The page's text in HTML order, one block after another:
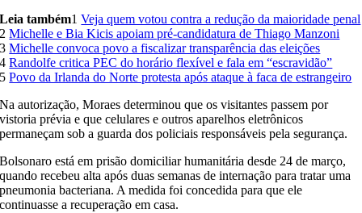
Leia também1 Veja quem votou contra a redução da maioridade penal
2 Michelle e Bia Kicis apoiam pré-candidatura de Thiago Manzoni
3 Michelle convoca povo a fiscalizar transparência das eleições
4 Randolfe critica PEC do horário flexível e fala em “escravidão”
5 Povo da Irlanda do Norte protesta após ataque à faca de estrangeiro
Na autorização, Moraes determinou que os visitantes passem por
vistoria prévia e que celulares e outros aparelhos eletrônicos
permaneçam sob a guarda dos policiais responsáveis pela segurança.
Bolsonaro está em prisão domiciliar humanitária desde 24 de março,
quando recebeu alta após duas semanas de internação para tratar uma
pneumonia bacteriana. A medida foi concedida para que ele
continuasse a recuperação em casa.